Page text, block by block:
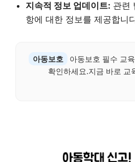
지속적 정보 업데이트: 관련
항에 대한 정보를 제공합니
아동보호
아동보호 필수 교
확인하세요.지금 바로 교